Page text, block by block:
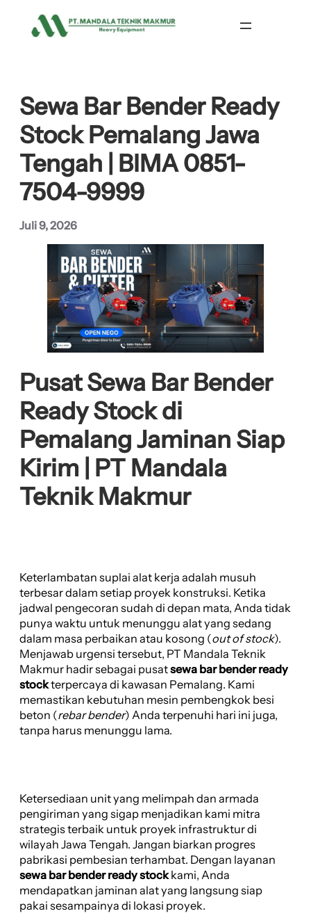
Sewa Bar Bender Ready
Stock Pemalang Jawa
Tengah | BIMA 0851-
7504-9999
Juli 9, 2026
Pusat Sewa Bar Bender
Ready Stock di
Pemalang Jaminan Siap
Kirim | PT Mandala
Teknik Makmur
Keterlambatan suplai alat kerja adalah musuh
terbesar dalam setiap proyek konstruksi. Ketika
jadwal pengecoran sudah di depan mata, Anda tidak
punya waktu untuk menunggu alat yang sedang
dalam masa perbaikan atau kosong (out of stock).
Menjawab urgensi tersebut, PT Mandala Teknik
Makmur hadir sebagai pusatsewa bar bender ready
stockterpercaya di kawasan Pemalang. Kami
memastikan kebutuhan mesin pembengkok besi
beton (rebar bender) Anda terpenuhi hari ini juga,
tanpa harus menunggu lama.
Ketersediaan unit yang melimpah dan armada
pengiriman yang sigap menjadikan kami mitra
strategis terbaik untuk proyek infrastruktur di
wilayah Jawa Tengah. Jangan biarkan progres
pabrikasi pembesian terhambat. Dengan layanan
sewa bar bender ready stockkami, Anda
mendapatkan jaminan alat yang langsung siap
pakai sesampainya di lokasi proyek.